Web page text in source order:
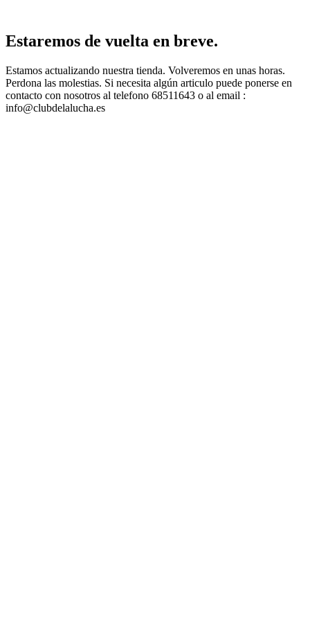
Estaremos de vuelta en breve.
Estamos actualizando nuestra tienda. Volveremos en unas horas.
Perdona las molestias. Si necesita algún articulo puede ponerse en
contacto con nosotros al telefono 68511643 o al email :
info@clubdelalucha.es